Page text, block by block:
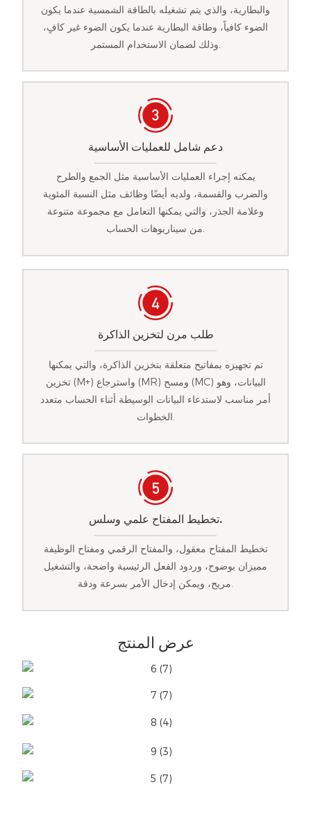
والبطارية، والذي يتم تشغيله بالطاقة الشمسية عندما يكون
الضوء كافياً، وطاقة البطارية عندما يكون الضوء غير كافٍ،
وذلك لضمان الاستخدام المستمر.
دعم شامل للعمليات الأساسية
يمكنه إجراء العمليات الأساسية مثل الجمع والطرح
والضرب والقسمة، ولديه أيضًا وظائف مثل النسبة المئوية
وعلامة الجذر، والتي يمكنها التعامل مع مجموعة متنوعة
من سيناريوهات الحساب.
طلب مرن لتخزين الذاكرة
تم تجهيزه بمفاتيح متعلقة بتخزين الذاكرة، والتي يمكنها
تخزين (M+) واسترجاع (MR) ومسح (MC) البيانات، وهو
أمر مناسب لاستدعاء البيانات الوسيطة أثناء الحساب متعدد
تخطيط المفتاح علمي وسلس.
تخطيط المفتاح معقول، والمفتاح الرقمي ومفتاح الوظيفة
مميزان بوضوح، وردود الفعل الرئيسية واضحة، والتشغيل
مريح، ويمكن إدخال الأمر بسرعة ودقة.
عرض المنتج